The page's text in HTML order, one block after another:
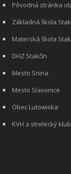
Pôvodná stránka
Základná škola
Materská škola
DHZ Stakčín
Mesto Snina
Mesto Slavonice
Obec Lutowiska
KVH a strelecký